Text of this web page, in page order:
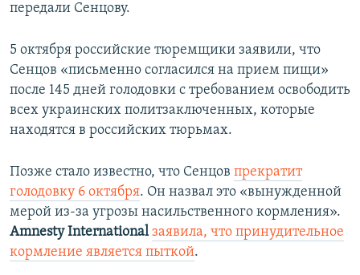
передали Сенцову.
5 октября российские тюремщики заявили, что
Сенцов «письменно согласился на прием пищи»
после 145 дней голодовки с требованием освободить
всех украинских политзаключенных, которые
находятся в российских тюрьмах.
Позже стало известно, что Сенцов прекратит
голодовку 6 октября. Он назвал это «вынужденной
мерой из-за угрозы насильственного кормления».
Amnesty International заявила, что принудительное
кормление является пыткой.